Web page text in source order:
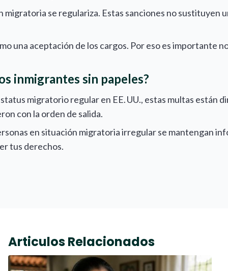
se regulariza. Estas sanciones no sustituyen
una aceptación de los cargos. Por eso es importante
inmigrantes sin papeles?
migratorio regular en EE. UU., estas multas están
con la orden de salida.
en situación migratoria irregular se mantengan
tus derechos.
Articulos Relacionados